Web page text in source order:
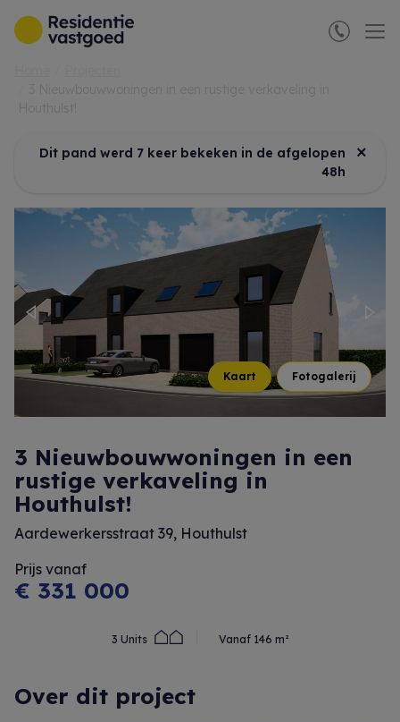
Menu overslaan en naar de inhoud gaan
Dit pand werd 7 keer bekeken in de afgelopen
48h
×
Previous
Fotogalerij
Kaart
3 Nieuwbouwwoningen in een
rustige verkaveling in
Houthulst!
Aardewerkersstraat 39, Houthulst
Prijs vanaf
€ 331 000
3 Units Vanaf 146 m²
Over dit project